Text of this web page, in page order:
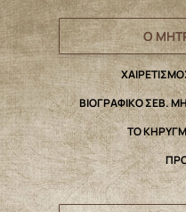
Ο
ΒΙΟΓΡΑΦΙΚΟ ΣΕΒ.
ΤΟ